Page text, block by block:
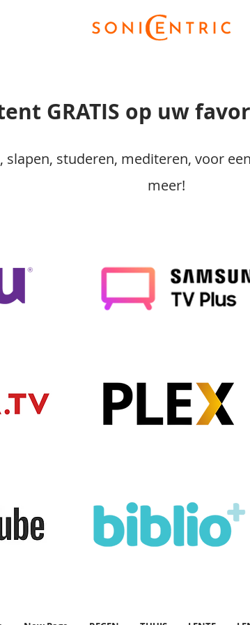
GRATIS op uw
slapen, studeren, mediteren, voor
meer!